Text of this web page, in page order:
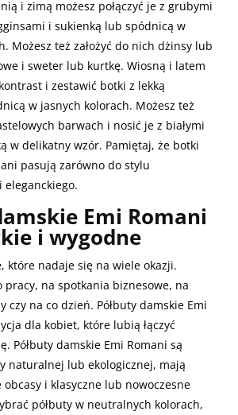
i zimą możesz połączyć je z grubymi
i sukienką lub spódnicą w
Możesz też założyć do nich dżinsy lub
i sweter lub kurtkę. Wiosną i latem
i zestawić botki z lekką
w jasnych kolorach. Możesz też
barwach i nosić je z białymi
w delikatny wzór. Pamiętaj, że botki
pasują zarówno do stylu
eleganckiego.
Emi Romani
i wygodne
które nadaje się na wiele okazji.
pracy, na spotkania biznesowe, na
czy na co dzień. Półbuty damskie Emi
dla kobiet, które lubią łączyć
Półbuty damskie Emi Romani są
naturalnej lub ekologicznej, mają
i klasyczne lub nowoczesne
półbuty w neutralnych kolorach,